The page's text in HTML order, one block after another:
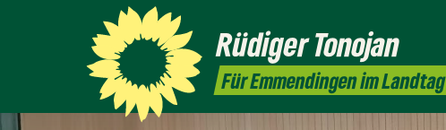
RüdigerTonojan
Für Emmendingen im Landtag